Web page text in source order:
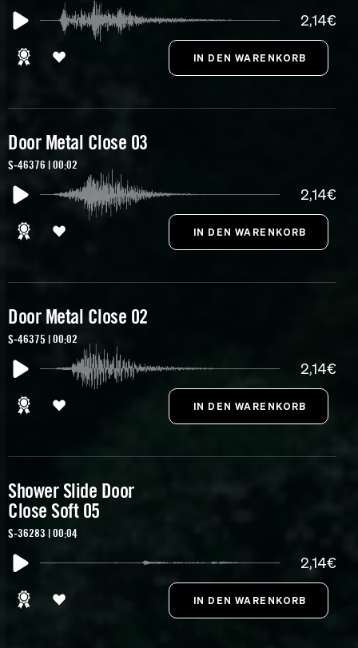
2,14€
Door Metal Close 03
S-46376 | 00:02
2,14€
Door Metal Close 02
S-46375 | 00:02
2,14€
Shower Slide Door
Close Soft 05
S-36283 | 00:04
2,14€